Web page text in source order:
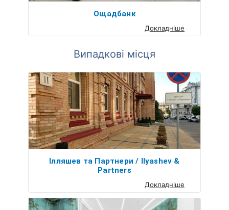
Ощадбанк
Докладніше
Випадкові місця
Ілляшев та Партнери / Ilyashev &
Partners
Докладніше